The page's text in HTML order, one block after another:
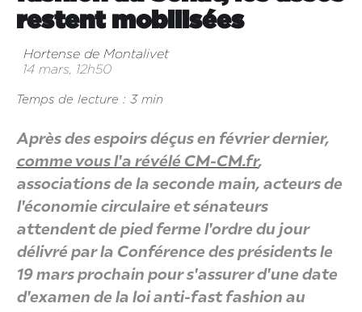
restent mobilisées
Hortense de Montalivet
14 mars, 12h50
Temps de lecture : 3 min
Après des espoirs déçus en février dernier,
comme vous l'a révélé CM-CM.fr,
associations de la seconde main, acteurs de
l'économie circulaire et sénateurs
attendent de pied ferme l'ordre du jour
délivré par la Conférence des présidents le
19 mars prochain pour s'assurer d'une date
d'examen de la loi anti-fast fashion au